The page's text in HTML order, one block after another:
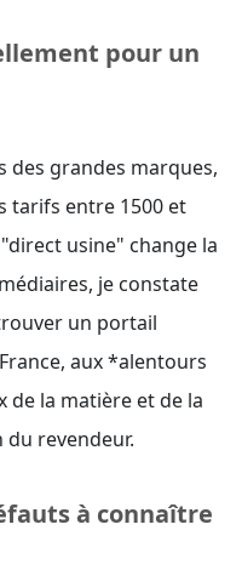
pour un
des grandes marques,
tarifs entre 1500 et
usine" change la
je constate
un portail
aux *alentours
de la matière et de la
revendeur.
à connaître